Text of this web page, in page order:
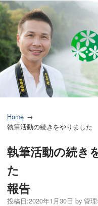
Home
執筆活動の続きをやり
執筆活動の続き
た １月３
報告
投稿日:2020年1月30日 by 管